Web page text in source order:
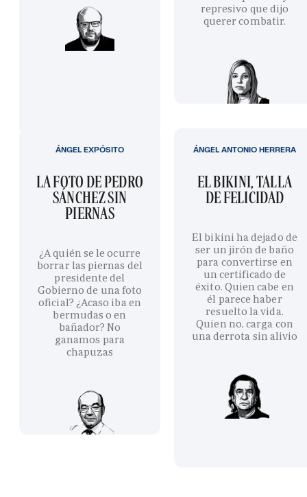
represivo que dijo
querer combatir.
LA FOTO DE PEDRO
SÁNCHEZ SIN
PIERNAS
¿A quién se le ocurre
borrar las piernas del
presidente del
Gobierno de una foto
oficial? ¿Acaso iba en
bermudas o en
bañador? No
ganamos para
chapuzas
ÁNGEL EXPÓSITO
EL BIKINI, TALLA
DE FELICIDAD
El bikini ha dejado de
ser un jirón de baño
para convertirse en
un certificado de
éxito. Quien cabe en
él parece haber
resuelto la vida.
Quien no, carga con
una derrota sin alivio
ÁNGEL ANTONIO HERRERA